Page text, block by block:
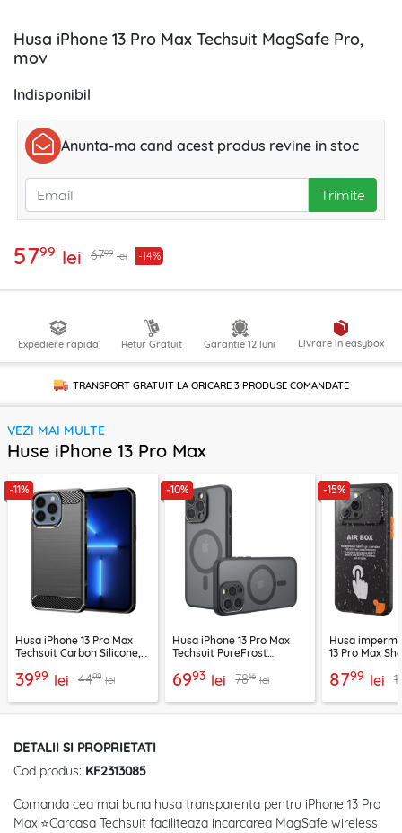
Husa iPhone 13 Pro Max Techsuit MagSafe Pro,
mov
Indisponibil
Anunta-ma cand acest produs revine in stoc
Trimite
5799 lei 6799 lei -14%
Expediere rapida Retur Gratuit Garantie 12 luni Livrare in easybox
TRANSPORT GRATUIT LA ORICARE 3 PRODUSECOMANDATE
VEZI MAI MULTE
Huse iPhone 13 Pro Max
-11%
Husa iPhone 13 Pro Max
Techsuit Carbon Silicone,
3999 lei 4499 lei
-10%
Husa iPhone 13 Pro Max
Techsuit PureFrost
6993 lei 7816 lei
-15%
Husa
13 Pro Max
8799 lei
DETALII SI PROPRIETATI
Cod produs: KF2313085
Comanda cea mai buna husa transparenta pentru iPhone 13 Pro
Max!⭐Carcasa Techsuit faciliteaza incarcarea MagSafe wireless